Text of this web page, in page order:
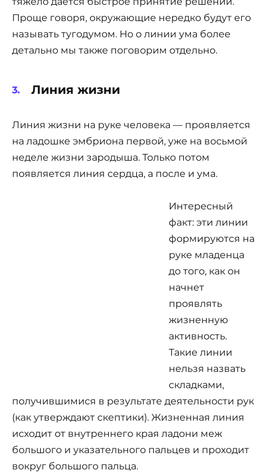
Проще говоря, окружающие нередко будут его
называть тугодумом. Но о линии ума более
детально мы также поговорим отдельно.
Линия жизни
Линия жизни на руке человека — проявляется
на ладошке эмбриона первой, уже на восьмой
неделе жизни зародыша. Только потом
появляется линия сердца, а после и ума.
Интересный
факт: эти линии
формируются на
руке младенца
до того, как он
начнет
проявлять
жизненную
активность.
Такие линии
нельзя назвать
складками,
получившимися в результате деятельности рук
(как утверждают скептики). Жизненная линия
исходит от внутреннего края ладони меж
большого и указательного пальцев и проходит
вокруг большого пальца.